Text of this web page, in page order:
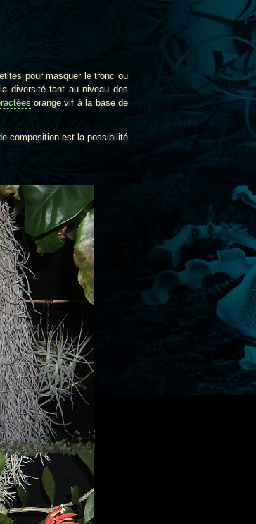
pour masquer le tronc ou
diversité tant au niveau des
orange vif à la base de
composition est la possibilité